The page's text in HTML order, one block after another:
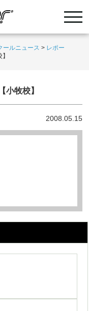
ールニュース > レポー
小牧校】
2008.05.15